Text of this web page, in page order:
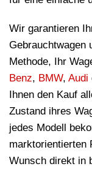
Wir garantieren
Gebrauchtwagen
Methode, Ihr
Benz, BMW, Audi
Ihnen den Kauf
Zustand ihres
jedes Modell
marktorientierten
Wunsch direkt in